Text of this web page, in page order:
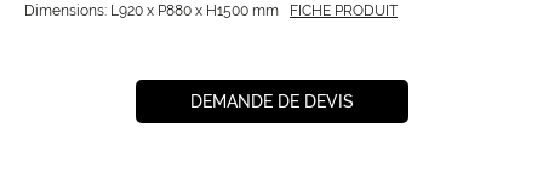
Dimensions: L920 x P880 x H1500 mm
FICHE PRODUIT
DEMANDE DE DEVIS